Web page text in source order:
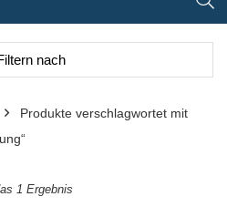
nach
Produkte verschlagwortet mit
1 Ergebnis